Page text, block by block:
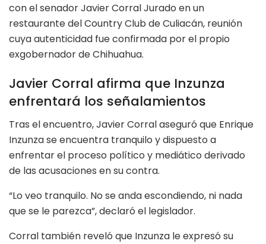
con el senador Javier Corral Jurado en un
restaurante del Country Club de Culiacán, reunión
cuya autenticidad fue confirmada por el propio
exgobernador de Chihuahua.
Javier Corral afirma que Inzunza
enfrentará los señalamientos
Tras el encuentro, Javier Corral aseguró que Enrique
Inzunza se encuentra tranquilo y dispuesto a
enfrentar el proceso político y mediático derivado
de las acusaciones en su contra.
“Lo veo tranquilo. No se anda escondiendo, ni nada
que se le parezca”, declaró el legislador.
Corral también reveló que Inzunza le expresó su